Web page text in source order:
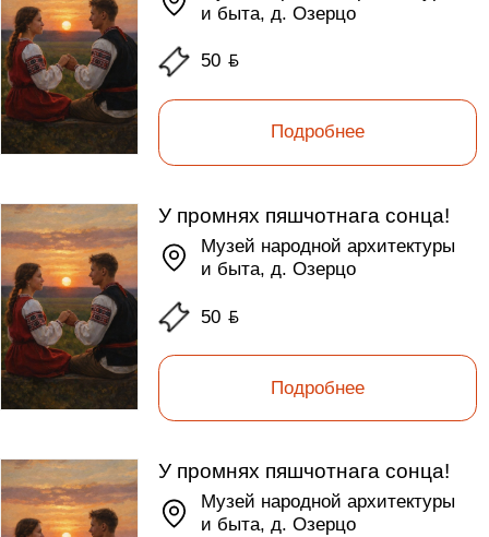
и быта, д. Озерцо
50ƃ
Подробнее
У промнях пяшчотнага сонца!
Музей народной архитектуры
и быта, д. Озерцо
50ƃ
Подробнее
У промнях пяшчотнага сонца!
Музей народной архитектуры
и быта, д. Озерцо